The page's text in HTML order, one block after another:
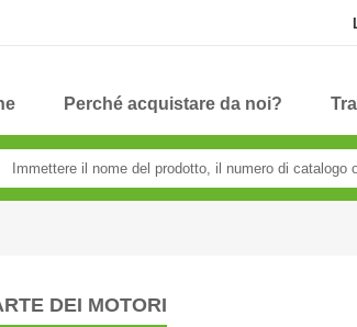
Perché acquistare da noi?
DEI MOTORI